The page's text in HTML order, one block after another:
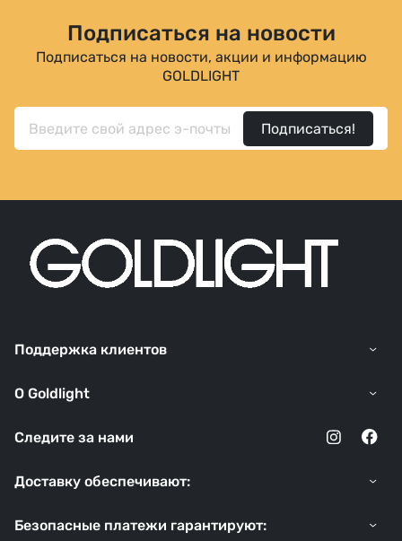
Подписаться на новости
Подписаться на новости, акции и информацию
GOLDLIGHT
Подписаться!
Поддержка клиентов
O Goldlight
Следите за нами
Доставку обеспечивают:
Безопасные платежи гарантируют: